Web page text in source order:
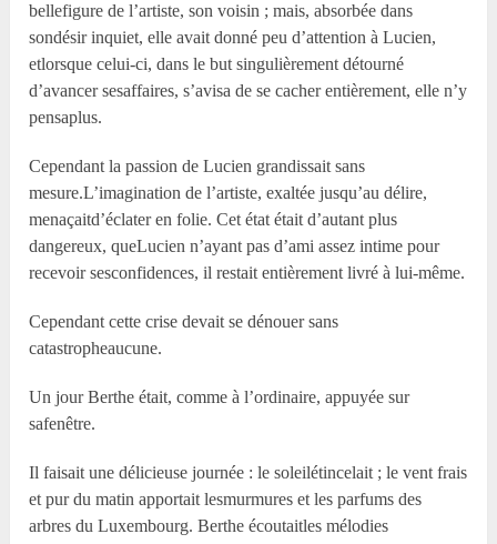
bellefigure de l’artiste, son voisin ; mais, absorbée dans
sondésir inquiet, elle avait donné peu d’attention à Lucien,
etlorsque celui-ci, dans le but singulièrement détourné
d’avancer sesaffaires, s’avisa de se cacher entièrement, elle n’y
pensaplus.
Cependant la passion de Lucien grandissait sans
mesure.L’imagination de l’artiste, exaltée jusqu’au délire,
menaçaitd’éclater en folie. Cet état était d’autant plus
dangereux, queLucien n’ayant pas d’ami assez intime pour
recevoir sesconfidences, il restait entièrement livré à lui-même.
Cependant cette crise devait se dénouer sans
catastropheaucune.
Un jour Berthe était, comme à l’ordinaire, appuyée sur
safenêtre.
Il faisait une délicieuse journée : le soleilétincelait ; le vent frais
et pur du matin apportait lesmurmures et les parfums des
arbres du Luxembourg. Berthe écoutaitles mélodies